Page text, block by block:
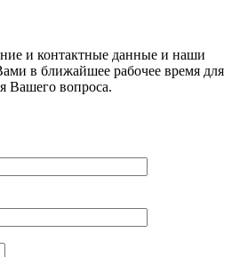
и контактные данные и наши
в ближайшее рабочее время для
Вашего вопроса.